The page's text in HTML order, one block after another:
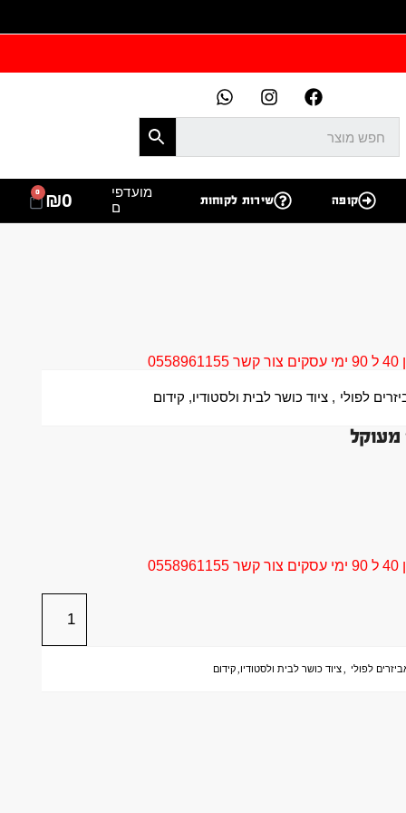
קופה שירות לקוחות
מועדפי
ם
₪0
0
לפולי , ציוד כושר לבית ולסטודיו, קידום
לפולי ,ציוד כושר לבית ולסטודיו,קידום